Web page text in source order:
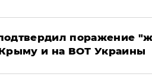
поражение
и на ВОТ Украины